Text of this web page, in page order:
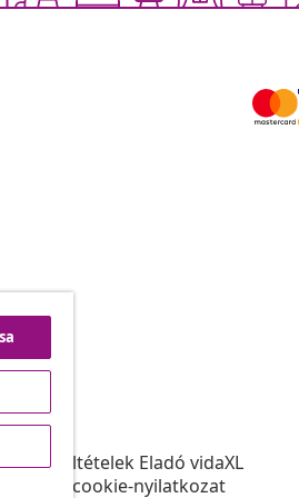
ről
feltételek Eladó vidaXL
és cookie-nyilatkozat